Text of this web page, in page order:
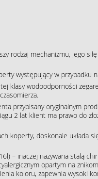
rodzaj mechanizmu, jego
występujący w przypadku
klasy wodoodporności
przypisany oryginalnym
2 lat klient ma prawo do
koperty, doskonale układa
– inaczej nazywana stalą
opartym na
koloru, zapewnia wysoki